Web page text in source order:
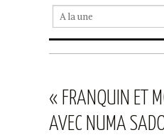
« FRANQUIN ET
AVEC NUMA